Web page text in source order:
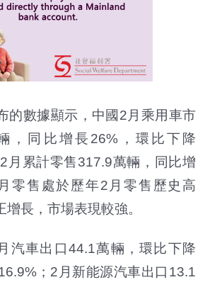
的數據顯示，中國2月乘用車市
，同比增長26%，環比下降
月累計零售317.9萬輛，同比增
零售處於歷年2月零售歷史高
長，市場表現較強。
汽車出口44.1萬輛，環比下降
；2月新能源汽車出口13.1